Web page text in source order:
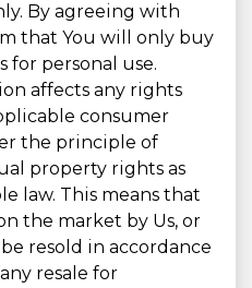
By agreeing with
that You will only buy
for personal use.
affects any rights
consumer
the principle of
property rights as
law. This means that
the market by Us, or
resold in accordance
resale for